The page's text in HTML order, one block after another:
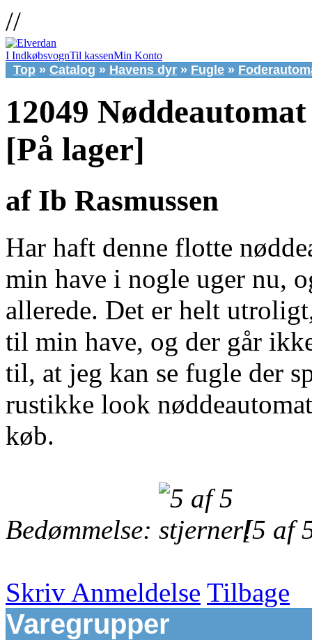
//
I IndkøbsvognTil kassenMin Konto
Top » Catalog » Havens dyr » Fugle »
12049
[På lager]
af Ib Rasmussen
Har haft denne flotte
min have i nogle uger nu,
allerede. Det er helt
til min have, og der går
til, at jeg kan se fugle der
rustikke look
køb.
Bedømmelse: [5 af
Skriv Anmeldelse Tilbage
Varegrupper